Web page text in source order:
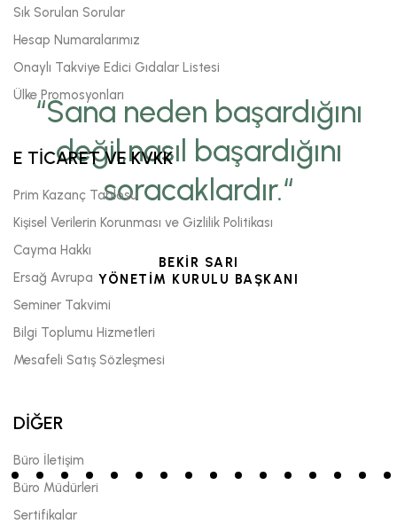
“Sana neden başardığını
değil,nasıl başardığını
soracaklardır.“
BEKİR SARI
YÖNETİM KURULU BAŞKANI
Sık Sorulan Sorular
Hesap Numaralarımız
Onaylı Takviye Edici Gıdalar Listesi
Ülke Promosyonları
E TİCARET VE KVKK
Prim Kazanç Tablosu
Kişisel Verilerin Korunması ve Gizlilik Politikası
Cayma Hakkı
Ersağ Avrupa
Seminer Takvimi
Bilgi Toplumu Hizmetleri
Mesafeli Satış Sözleşmesi
DİĞER
Büro İletişim
Büro Müdürleri
Sertifikalar